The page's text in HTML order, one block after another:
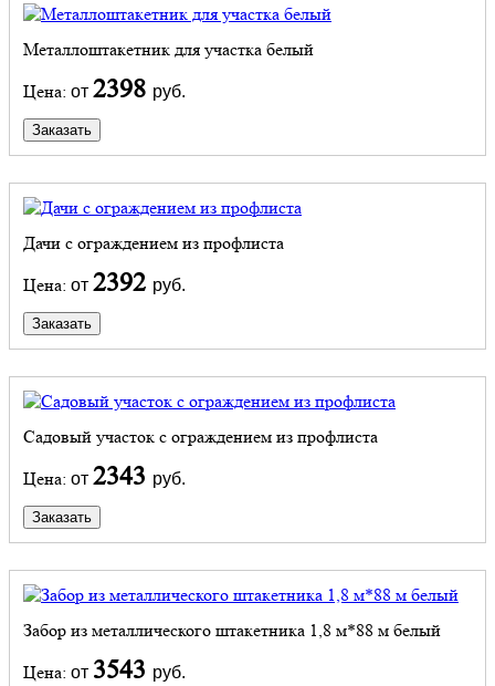
Металлоштакетник для участка белый
Цена: от 2398 руб.
Заказать
Дачи с ограждением из профлиста
Цена: от 2392 руб.
Заказать
Садовый участок с ограждением из профлиста
Цена: от 2343 руб.
Заказать
Забор из металлического штакетника 1,8 м*88 м белый
Цена: от 3543 руб.